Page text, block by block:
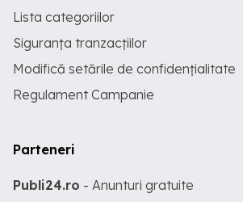
Lista categoriilor
Siguranța tranzacțiilor
Modifică setările de confidențialitate
Regulament Campanie
Parteneri
Publi24.ro - Anunturi gratuite